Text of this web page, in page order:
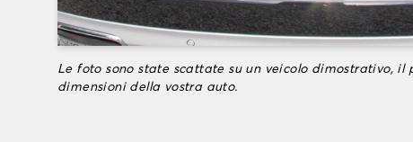
Le foto sono state scattate su un veicolo dimostrativo, il
dimensioni della vostra auto.